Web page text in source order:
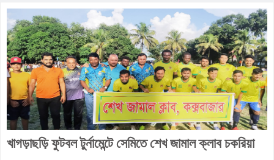
খাগড়াছড়ি ফুটবল টুর্নামেন্টে সেমিতে শেখ জামাল ক্লাব চকরিয়া